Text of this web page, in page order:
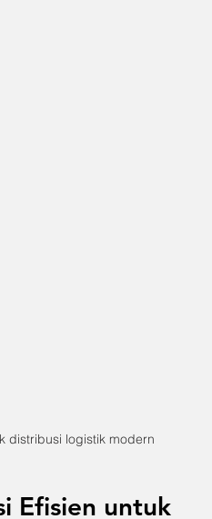
distribusi logistik modern
Efisien untuk